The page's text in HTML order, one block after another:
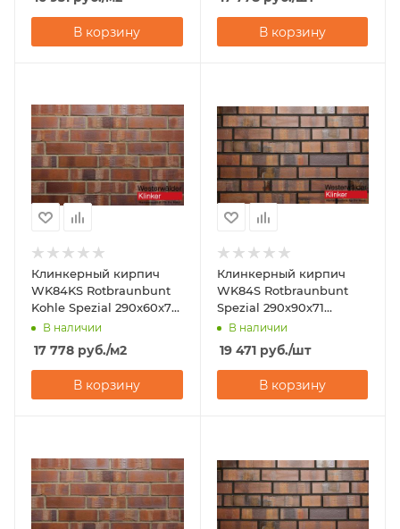
В корзину В корзину
Клинкерный кирпич
WK84KS Rotbraunbunt
Kohle Spezial 290x60x71
Westerwalder Klinker
В наличии
17 778 руб./м2
В корзину
Клинкерный кирпич
WK84S Rotbraunbunt
Spezial 290x90x71
Westerwalder Klinker
В наличии
19 471руб./шт
В корзину